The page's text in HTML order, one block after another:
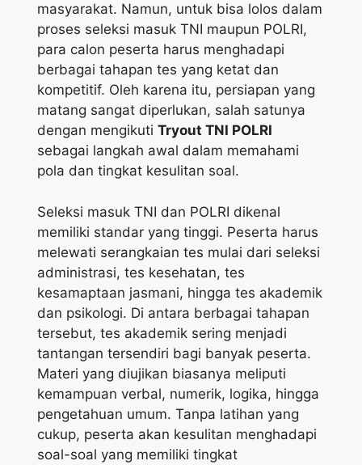
masyarakat. Namun, untuk bisa lolos dalam
proses seleksi masuk TNI maupun POLRI,
para calon peserta harus menghadapi
berbagai tahapan tes yang ketat dan
kompetitif. Oleh karena itu, persiapan yang
matang sangat diperlukan, salah satunya
dengan mengikuti Tryout TNI POLRI
sebagai langkah awal dalam memahami
pola dan tingkat kesulitan soal.
Seleksi masuk TNI dan POLRI dikenal
memiliki standar yang tinggi. Peserta harus
melewati serangkaian tes mulai dari seleksi
administrasi, tes kesehatan, tes
kesamaptaan jasmani, hingga tes akademik
dan psikologi. Di antara berbagai tahapan
tersebut, tes akademik sering menjadi
tantangan tersendiri bagi banyak peserta.
Materi yang diujikan biasanya meliputi
kemampuan verbal, numerik, logika, hingga
pengetahuan umum. Tanpa latihan yang
cukup, peserta akan kesulitan menghadapi
soal-soal yang memiliki tingkat